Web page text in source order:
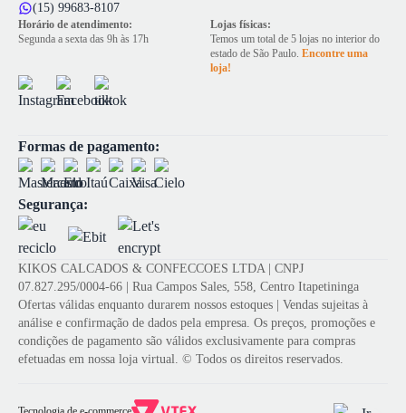
(15) 99683-8107
Horário de atendimento:
Segunda a sexta das 9h às 17h
Lojas físicas:
Temos um total de 5 lojas no interior do
estado de São Paulo. Encontre uma
loja!
Formas de pagamento:
Segurança:
KIKOS CALCADOS & CONFECCOES LTDA | CNPJ
07.827.295/0004-66 | Rua Campos Sales, 558, Centro Itapetininga
Ofertas válidas enquanto durarem nossos estoques | Vendas sujeitas à
análise e confirmação de dados pela empresa. Os preços, promoções e
condições de pagamento são válidos exclusivamente para compras
efetuadas em nossa loja virtual. © Todos os direitos reservados.